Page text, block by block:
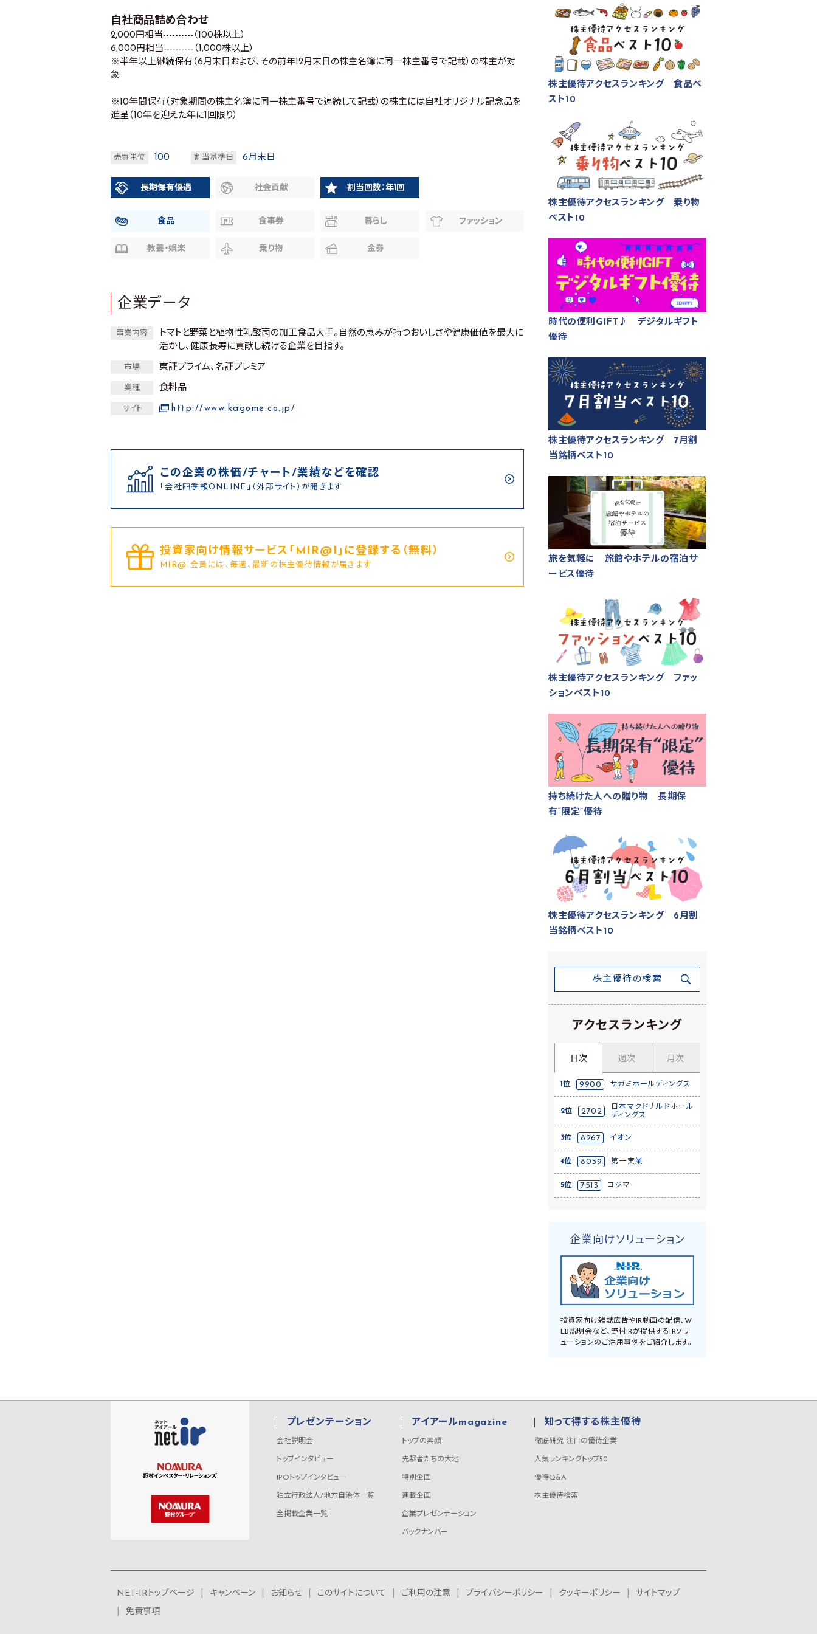
自社商品詰め合わせ
2,000円相当----------（100株以上）
6,000円相当----------（1,000株以上）
※半年以上継続保有（6月末日および、その前年12月末日の株主名簿に同一株主番号で記載）の株主が対
象
※10年間保有（対象期間の株主名簿に同一株主番号で連続して記載）の株主には自社オリジナル記念品を
進呈（10年を迎えた年に1回限り）
売買単位 100 割当基準日 6月末日
長期保有優遇 社会貢献 割当回数：年1回
食品 食事券 暮らし ファッション
教養・娯楽 乗り物 金券
企業データ
事業内容
トマトと野菜と植物性乳酸菌の加工食品大手。自然の恵みが持つおいしさや健康価値を最大に
活かし、健康長寿に貢献し続ける企業を目指す。
市場 東証プライム、名証プレミア
業種 食料品
サイト http://www.kagome.co.jp/
この企業の株価/チャート/業績などを確認
「会社四季報ONLINE」（外部サイト）が開きます
投資家向け情報サービス｢MIR@I｣に登録する（無料）
MIR@I会員には、毎週、最新の株主優待情報が届きます
株主優待アクセスランキング 食品ベ
スト10
株主優待アクセスランキング 乗り物
ベスト10
時代の便利GIFT♪ デジタルギフト
優待
株主優待アクセスランキング 7月割
当銘柄ベスト10
旅を気軽に 旅館やホテルの宿泊サ
ービス優待
株主優待アクセスランキング ファッ
ションベスト10
持ち続けた人への贈り物 長期保
有“限定”優待
株主優待アクセスランキング 6月割
当銘柄ベスト10
株主優待の検索
アクセスランキング
日次 週次 月次
1位 9900 サガミホールディングス
2位 2702
日本マクドナルドホール
ディングス
3位 8267 イオン
4位 8059 第一実業
5位 7513 コジマ
企業向けソリューション
投資家向け雑誌広告やIR動画の配信、W
EB説明会など、野村IRが提供するIRソリ
ューションのご活用事例をご紹介します。
プレゼンテーション
会社説明会
トップインタビュー
IPOトップインタビュー
独立行政法人/地方自治体一覧
全掲載企業一覧
アイアールmagazine
トップの素顔
先駆者たちの大地
特別企画
連載企画
企業プレゼンテーション
バックナンバー
知って得する株主優待
徹底研究 注目の優待企業
人気ランキングトップ50
優待Q&A
株主優待検索
NET-IRトップページ キャンペーン お知らせ このサイトについて ご利用の注意 プライバシーポリシー クッキーポリシー
サイトマップ
免責事項